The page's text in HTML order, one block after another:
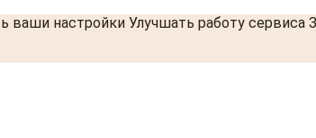
ваши настройки Улучшать работу